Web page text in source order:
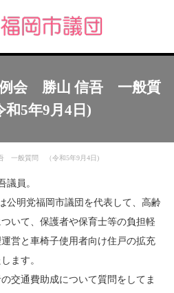
例会 勝山 信吾 一般質
5年9月4日)
一般質問 （令和5年9月4日)
員。
明党福岡市議団を代表して、高齢
いて、保護者や保育士等の負担軽
営と車椅子使用者向け住戸の拡充
ます。
交通費助成について質問をしてま